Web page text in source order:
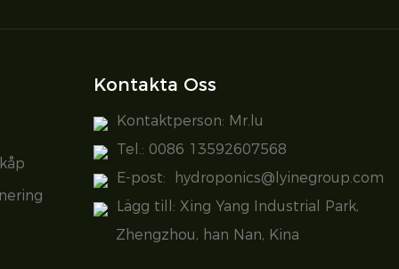
Kontakta Oss
Kontaktperson: Mr.lu
Tel.: 0086 13592607568
E-post:
hydroponics@lyinegroup.com
Lägg till: Xing Yang Industrial Park,
Zhengzhou, han Nan, Kina